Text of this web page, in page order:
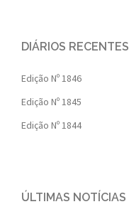
DIÁRIOS RECENTES
Edição Nº 1846
Edição Nº 1845
Edição Nº 1844
ÚLTIMAS NOTÍCIAS